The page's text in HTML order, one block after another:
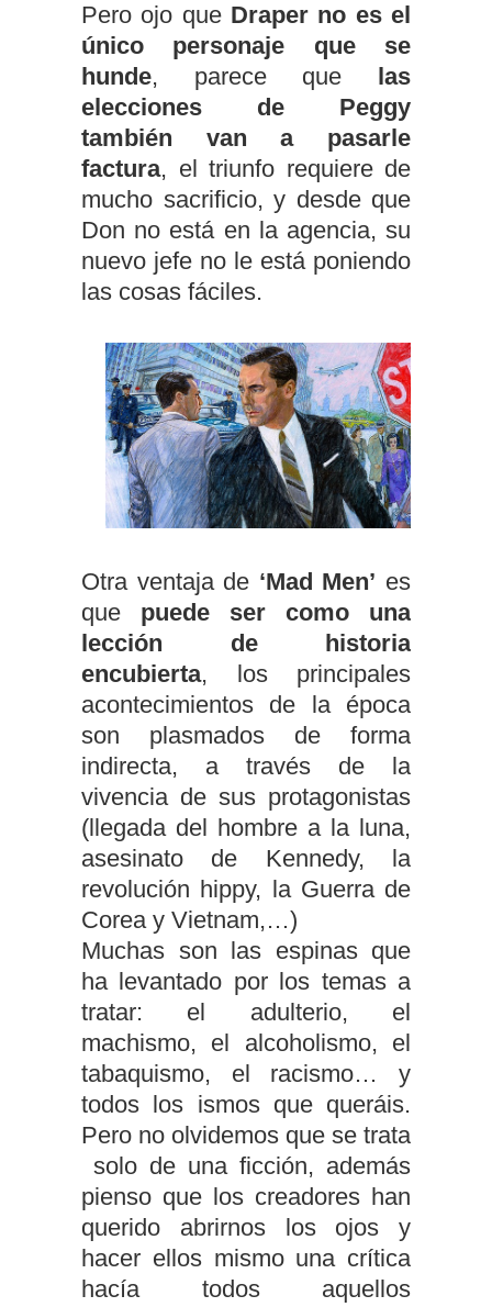
Pero ojo que Draper no es el
único personaje que se
hunde, parece que las
elecciones de Peggy
también van a pasarle
factura, el triunfo requiere de
mucho sacrificio, y desde que
Don no está en la agencia, su
nuevo jefe no le está poniendo
las cosas fáciles.
Otra ventaja de ‘Mad Men’ es
que puede ser como una
lección de historia
encubierta, los principales
acontecimientos de la época
son plasmados de forma
indirecta, a través de la
vivencia de sus protagonistas
(llegada del hombre a la luna,
asesinato de Kennedy, la
revolución hippy, la Guerra de
Corea y Vietnam,…)
Muchas son las espinas que
ha levantado por los temas a
tratar: el adulterio, el
machismo, el alcoholismo, el
tabaquismo, el racismo… y
todos los ismos que queráis.
Pero no olvidemos que se trata
solo de una ficción, además
pienso que los creadores han
querido abrirnos los ojos y
hacer ellos mismo una crítica
hacía todos aquellos